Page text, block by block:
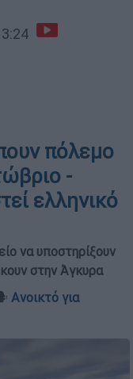
πόλεμο
-
ελληνικό
να υποστηρίξουν
στην Άγκυρα
Ανοικτό για